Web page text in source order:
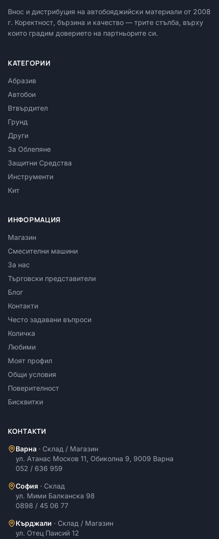
Внос и дистрибуция на автобояджийски материали от 2008
г. Коректност, бързина и качество — трите стълба, върху
които градим доверието на партньорите си.
КАТЕГОРИИ
Абразив
Автобои
Втвърдител
Грунд
Други
За Облепяне
Защитни Средства
Инструменти
Кит
ИНФОРМАЦИЯ
Магазин
Смесителни машини
За нас
Търговски представители
Блог
Контакти
Често задавани въпроси
Количка
Любими
Моят профил
Общи условия
Поверителност
Бисквитки
КОНТАКТИ
Варна · Склад / Магазин
ул. Атанас Москов 11, Обиколна 9, 9009 Варна
052 / 636 959
София · Склад
ул. Мими Балканска 98
0898 / 45 06 77
Кърджали · Склад / Магазин
ул. Отец Паисий 12